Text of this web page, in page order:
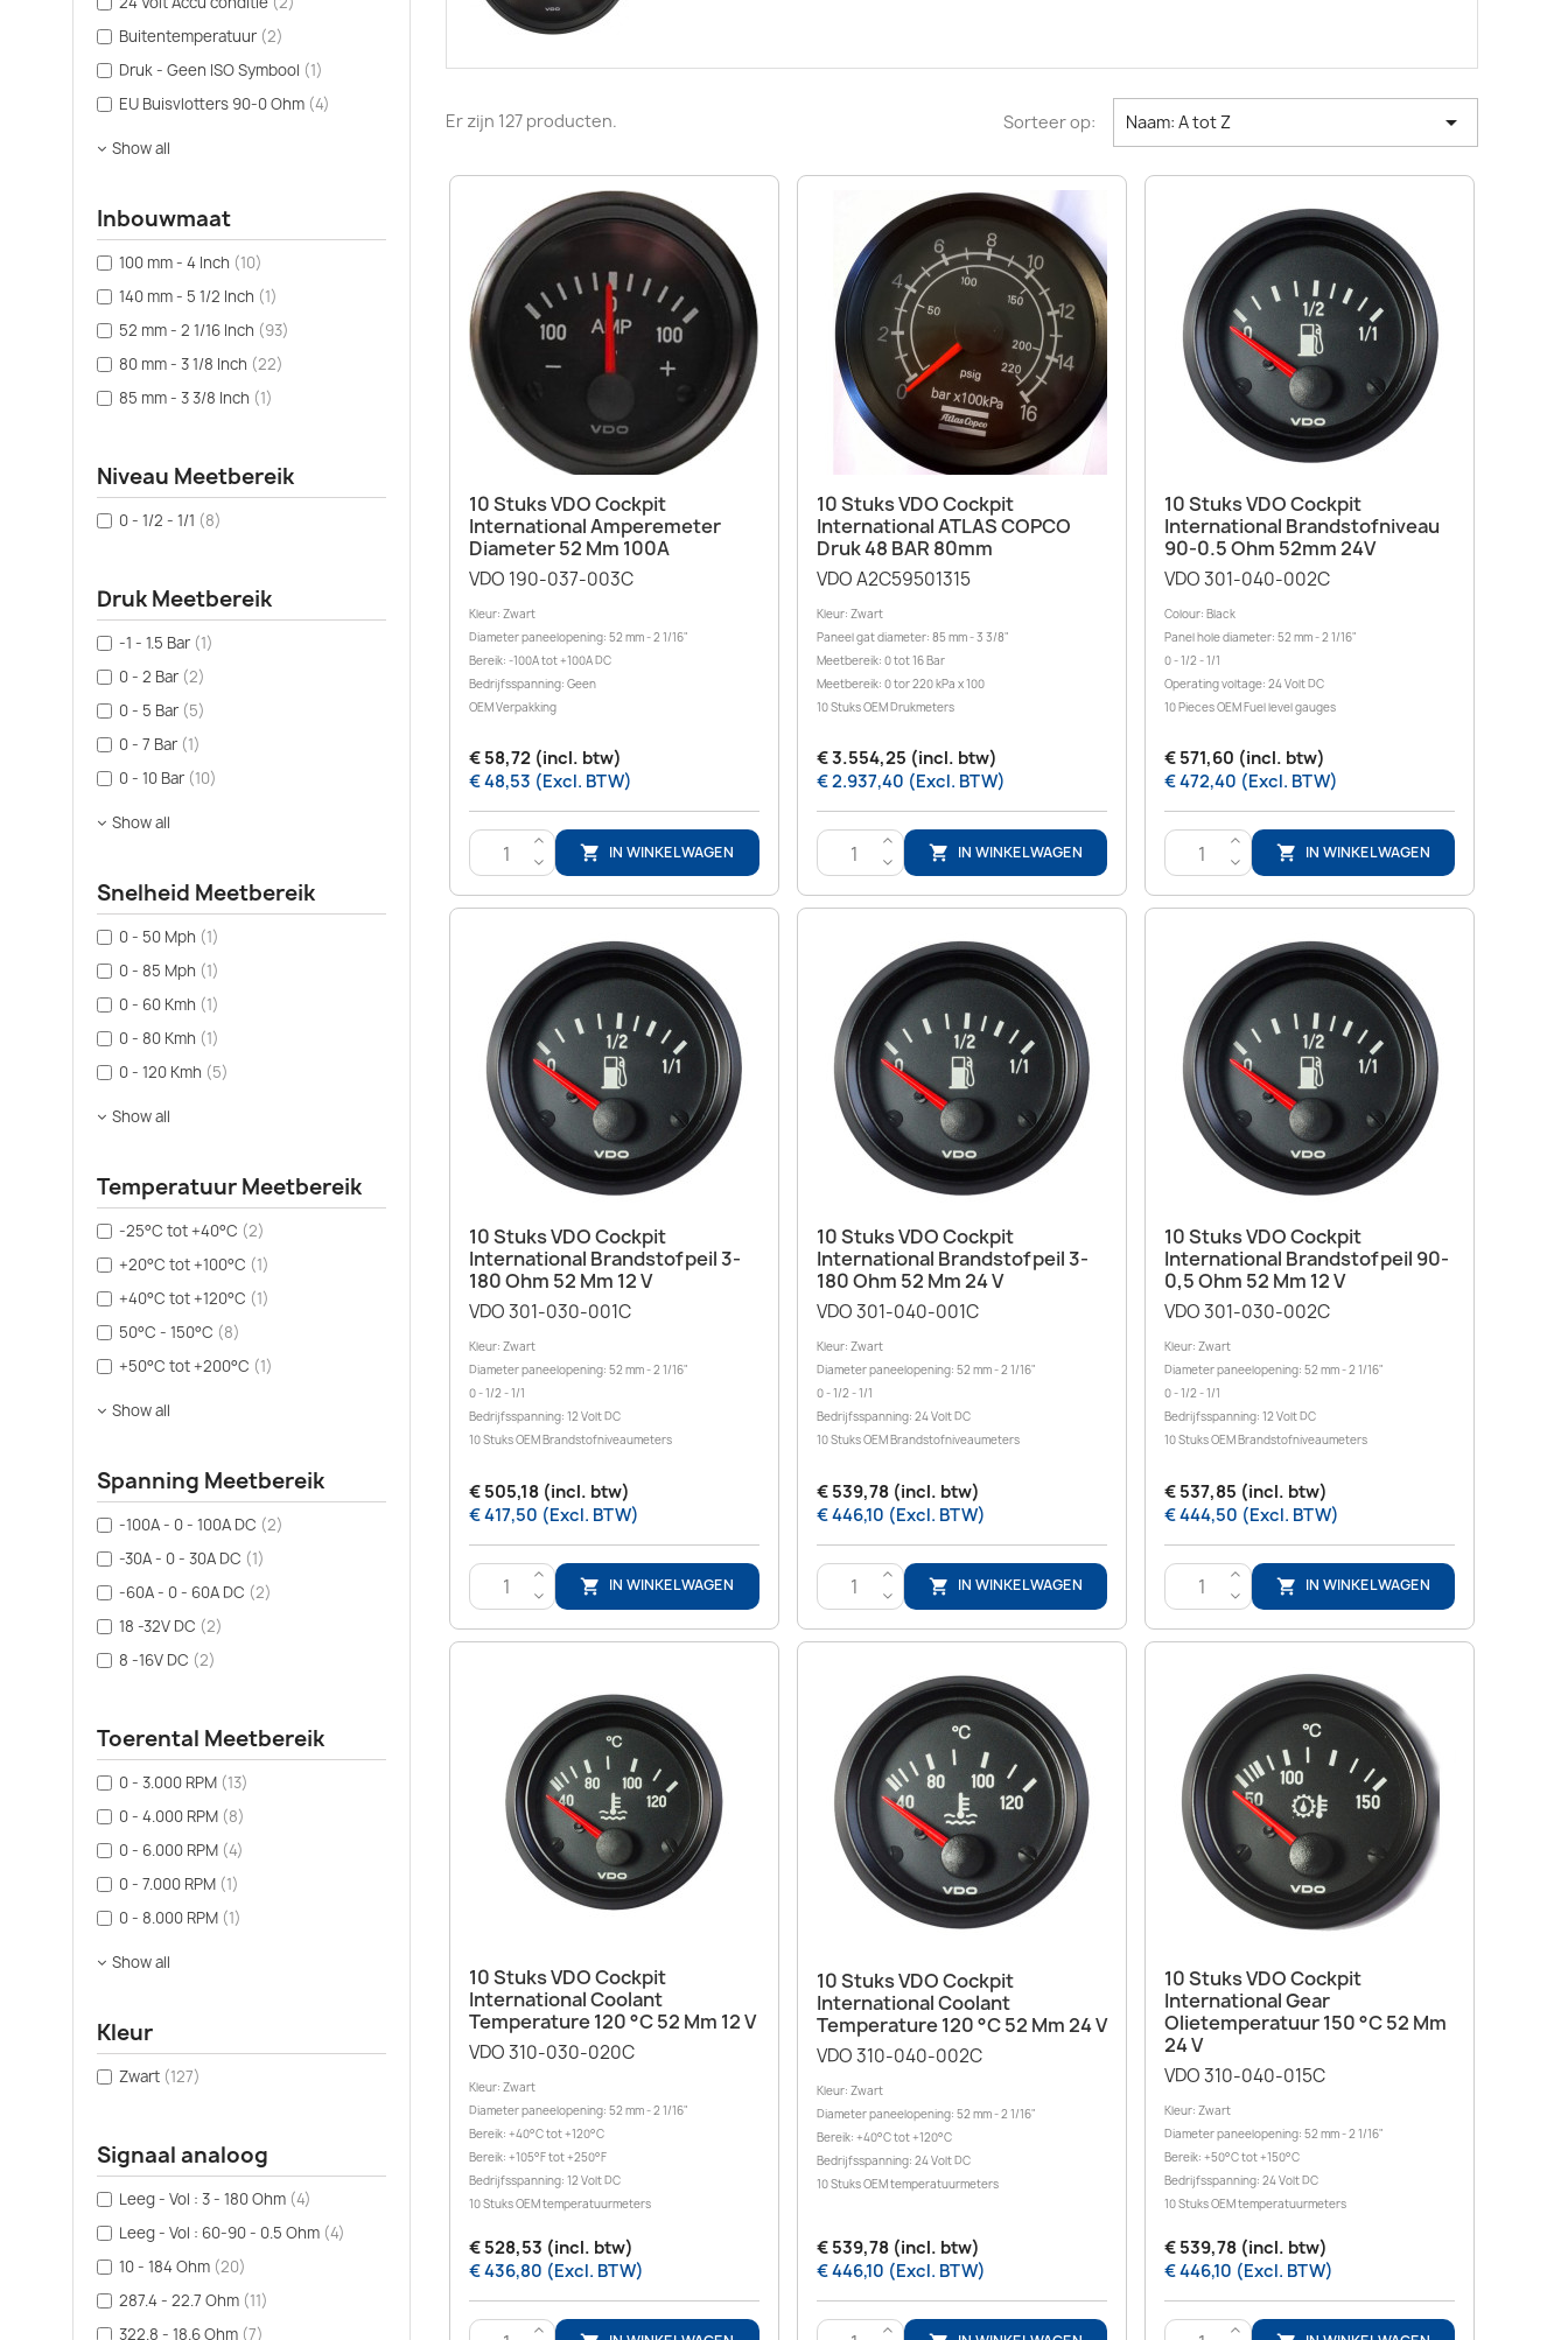
Buitentemperatuur (2)
Druk - Geen ISO Symbool (1)
EU Buisvlotters 90-0 Ohm (4)
Show all
Inbouwmaat
100 mm - 4 Inch (10)
140 mm - 5 1/2 Inch (1)
52 mm - 2 1/16 Inch (93)
80 mm - 3 1/8 Inch (22)
85 mm - 3 3/8 Inch (1)
Niveau Meetbereik
0 - 1/2 - 1/1 (8)
Druk Meetbereik
-1 - 1.5 Bar (1)
0 - 2 Bar (2)
0 - 5 Bar (5)
0 - 7 Bar (1)
0 - 10 Bar (10)
Show all
Snelheid Meetbereik
0 - 50 Mph (1)
0 - 85 Mph (1)
0 - 60 Kmh (1)
0 - 80 Kmh (1)
0 - 120 Kmh (5)
Show all
Temperatuur Meetbereik
-25°C tot +40°C (2)
+20°C tot +100°C (1)
+40°C tot +120°C (1)
50°C - 150°C (8)
+50°C tot +200°C (1)
Show all
Spanning Meetbereik
-100A - 0 - 100A DC (2)
-30A - 0 - 30A DC (1)
-60A - 0 - 60A DC (2)
18 -32V DC (2)
8 -16V DC (2)
Toerental Meetbereik
0 - 3.000 RPM (13)
0 - 4.000 RPM (8)
0 - 6.000 RPM (4)
0 - 7.000 RPM (1)
0 - 8.000 RPM (1)
Show all
Kleur
Zwart (127)
Signaal analoog
Leeg - Vol : 3 - 180 Ohm (4)
Leeg - Vol : 60-90 - 0.5 Ohm (4)
10 - 184 Ohm (20)
287.4 - 22.7 Ohm (11)
322.8 - 18.6 Ohm (7)
Er zijn 127 producten. Sorteer op: Naam: A tot Z 
Snel bekijken
10 Stuks VDO Cockpit
International Amperemeter
Diameter 52 Mm 100A
VDO 190-037-003C
Kleur: Zwart
Diameter paneelopening: 52 mm - 2 1/16"
Bereik: -100A tot +100A DC
Bedrijfsspanning: Geen
OEM Verpakking
€ 58,72 (incl. btw)
€ 48,53 (Excl. BTW)
>
<
 IN WINKELWAGEN
Snel bekijken
10 Stuks VDO Cockpit
International ATLAS COPCO
Druk 48 BAR 80mm
VDO A2C59501315
Kleur: Zwart
Paneel gat diameter: 85 mm - 3 3/8"
Meetbereik: 0 tot 16 Bar
Meetbereik: 0 tor 220 kPa x 100
10 Stuks OEM Drukmeters
€ 3.554,25 (incl. btw)
€ 2.937,40 (Excl. BTW)
>
<
 IN WINKELWAGEN
Snel bekijken
10 Stuks VDO Cockpit
International Brandstofniveau
90-0.5 Ohm 52mm 24V
VDO 301-040-002C
Colour: Black
Panel hole diameter: 52 mm - 2 1/16"
0 - 1/2 - 1/1
Operating voltage: 24 Volt DC
10 Pieces OEM Fuel level gauges
€ 571,60 (incl. btw)
€ 472,40 (Excl. BTW)
>
<
 IN WINKELWAGEN
Snel bekijken
10 Stuks VDO Cockpit
International Brandstofpeil 3-
180 Ohm 52 Mm 12 V
VDO 301-030-001C
Kleur: Zwart
Diameter paneelopening: 52 mm - 2 1/16"
0 - 1/2 - 1/1
Bedrijfsspanning: 12 Volt DC
10 Stuks OEM Brandstofniveaumeters
€ 505,18 (incl. btw)
€ 417,50 (Excl. BTW)
>
<
 IN WINKELWAGEN
Snel bekijken
10 Stuks VDO Cockpit
International Brandstofpeil 3-
180 Ohm 52 Mm 24 V
VDO 301-040-001C
Kleur: Zwart
Diameter paneelopening: 52 mm - 2 1/16"
0 - 1/2 - 1/1
Bedrijfsspanning: 24 Volt DC
10 Stuks OEM Brandstofniveaumeters
€ 539,78 (incl. btw)
€ 446,10 (Excl. BTW)
>
<
 IN WINKELWAGEN
Snel bekijken
10 Stuks VDO Cockpit
International Brandstofpeil 90-
0,5 Ohm 52 Mm 12 V
VDO 301-030-002C
Kleur: Zwart
Diameter paneelopening: 52 mm - 2 1/16"
0 - 1/2 - 1/1
Bedrijfsspanning: 12 Volt DC
10 Stuks OEM Brandstofniveaumeters
€ 537,85 (incl. btw)
€ 444,50 (Excl. BTW)
>
<
 IN WINKELWAGEN
Snel bekijken
10 Stuks VDO Cockpit
International Coolant
Temperature 120 °C 52 Mm 12 V
VDO 310-030-020C
Kleur: Zwart
Diameter paneelopening: 52 mm - 2 1/16"
Bereik: +40°C tot +120°C
Bereik: +105°F tot +250°F
Bedrijfsspanning: 12 Volt DC
10 Stuks OEM temperatuurmeters
€ 528,53 (incl. btw)
€ 436,80 (Excl. BTW)
>
Snel bekijken
10 Stuks VDO Cockpit
International Coolant
Temperature 120 °C 52 Mm 24 V
VDO 310-040-002C
Kleur: Zwart
Diameter paneelopening: 52 mm - 2 1/16"
Bereik: +40°C tot +120°C
Bedrijfsspanning: 24 Volt DC
10 Stuks OEM temperatuurmeters
€ 539,78 (incl. btw)
€ 446,10 (Excl. BTW)
>
Snel bekijken
10 Stuks VDO Cockpit
International Gear
Olietemperatuur 150 °C 52 Mm
24 V
VDO 310-040-015C
Kleur: Zwart
Diameter paneelopening: 52 mm - 2 1/16"
Bereik: +50°C tot +150°C
Bedrijfsspanning: 24 Volt DC
10 Stuks OEM temperatuurmeters
€ 539,78 (incl. btw)
€ 446,10 (Excl. BTW)
>